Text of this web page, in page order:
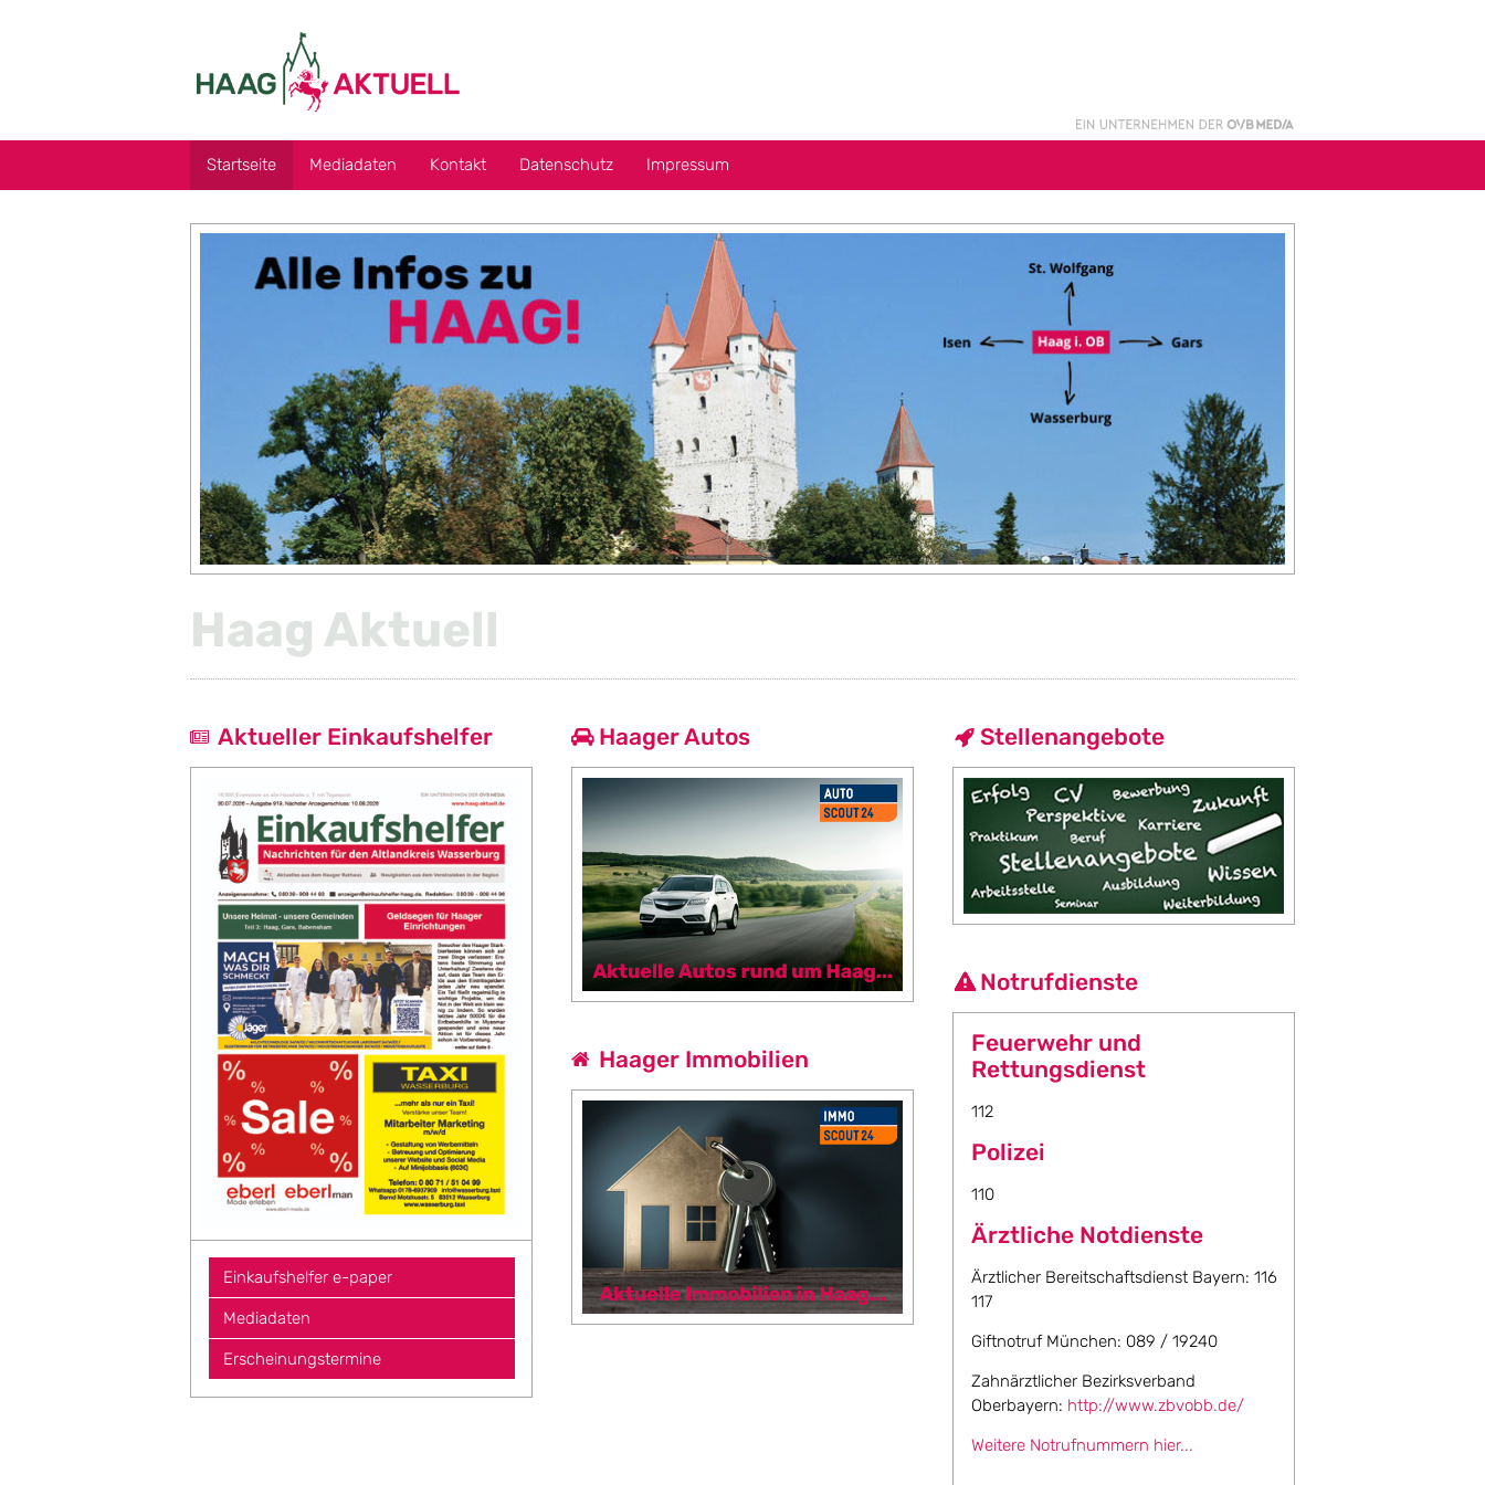
Startseite Mediadaten Kontakt Datenschutz Impressum
Haag Aktuell
Aktueller Einkaufshelfer
Einkaufshelfer e-paper
Mediadaten
Erscheinungstermine
Haager Autos
Haager Immobilien
Stellenangebote
Notrufdienste
Feuerwehr und
Rettungsdienst
112
Polizei
110
Ärztliche Notdienste
Ärztlicher Bereitschaftsdienst Bayern: 116
117
Giftnotruf München: 089 / 19240
Zahnärztlicher Bezirksverband
Oberbayern: http://www.zbvobb.de/
Weitere Notrufnummern hier...